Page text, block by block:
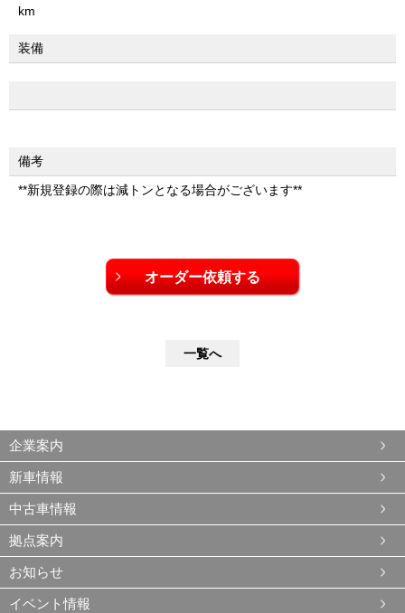
km
装備
備考
**新規登録の際は減トンとなる場合がございます**
一覧へ
企業案内
新車情報
中古車情報
拠点案内
お知らせ
イベント情報